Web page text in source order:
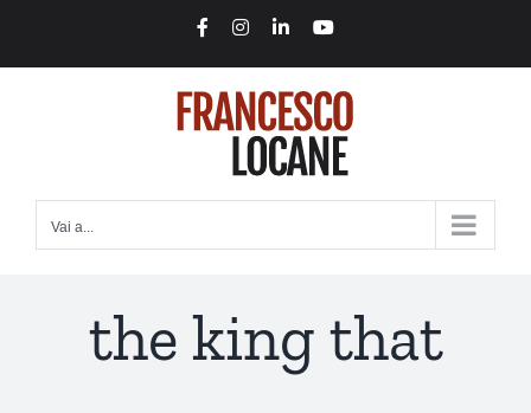
FacebookInstagram
LinkedInYouTube
Vai a...
the king that